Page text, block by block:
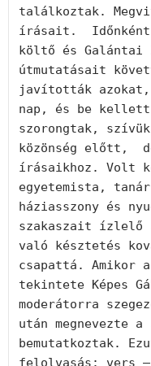
találkoztak.
írásait.  Időnként
költő és Galántai
útmutatásait
javították azokat,
nap, és be
szorongtak,
közönség előtt,
írásaikhoz. Volt
egyetemista,
háziasszony és
szakaszait ízlelő
való késztetés
csapattá. Amikor
tekintete Képes
moderátorra
után megnevezte
bemutatkoztak.
felolvasás: vers